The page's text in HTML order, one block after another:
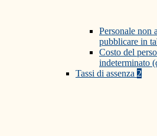
Personale non
pubblicare in
Costo del
indeterminato
Tassi di assenza 2